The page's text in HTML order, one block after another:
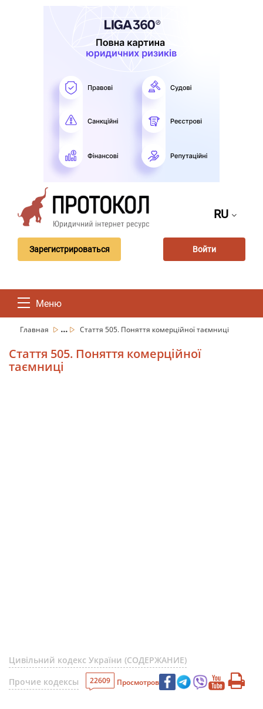
RU
Зарегистрироваться Войти
Меню
Главная ... Стаття 505. Поняття комерційної таємниці
Стаття 505. Поняття комерційної
таємниці
Цивільний кодекс України (СОДЕРЖАНИЕ)
Прочие кодексы
22609 Просмотров